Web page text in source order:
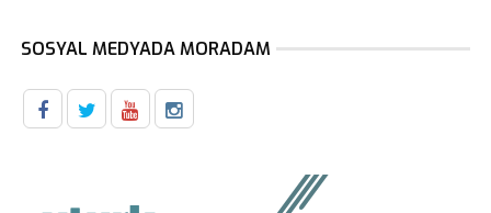
SOSYAL MEDYADA MORADAM